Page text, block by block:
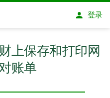
登录
上保存和打印网
账单